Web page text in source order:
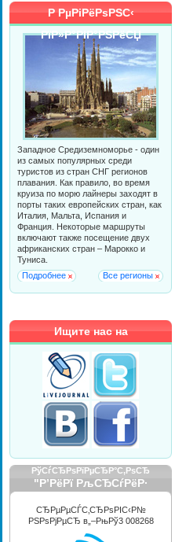
Р РµРіРёРѕРЅС‹
РїР»Р°РІР°РЅРёСЏ
Западное Средиземноморье - один
из самых популярных среди
туристов из стран СНГ регионов
плавания. Как правило, во время
круиза по морю лайнеры заходят в
порты таких европейских стран, как
Италия, Мальта, Испания и
Франция. Некоторые маршруты
включают также посещение двух
африканских стран – Марокко и
Туниса.
Подробнее
Все регионы
Ищите нас на
СЂРµРµСЃС‚СЂРѕРІС‹Р№
РЅРѕРјРµСЂ в„–РњРў3 008268
РўСѓСЂРѕРїРµСЂР°С‚РѕСЂ
"Р’РёРї РљСЂСѓРёР·